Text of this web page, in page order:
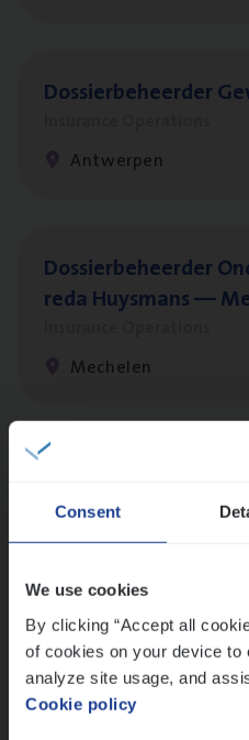
Consent
We use cookies
By clicking “Accept all
of cookies on your device to
analyze site usage, and
Cookie policy
Dos­sier­be­heer­der
Antwerpen
Dos­sier­be­heer­der
re­da Huys­mans —
Mechelen
Dos­sier­be­heer­der
Insurance Operations
Antwerpen en Hasselt
Dos­sier­be­heer­der
Pro­fit en Public
Insurance Operations